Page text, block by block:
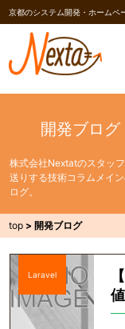
京都のシステム開発・ホーム
開発ブログ
株式会社Nextatのスタッ
送りする技術コラムメイ
ログ。
top > 開発ブログ
Laravel